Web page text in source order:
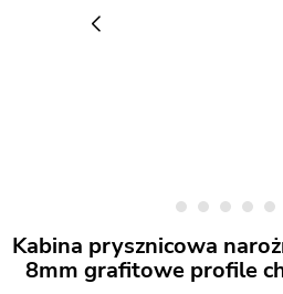
Kabina prysznicowa
8mm grafitowe profile